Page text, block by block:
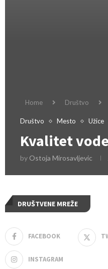
Home Društvo
Društvo Mesto Užice
Kvalitet
by Ostoja Mirosavljevic
DRUŠTVENE MREŽE
FACEBOOK
INSTAGRAM